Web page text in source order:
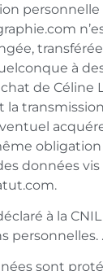
personnelle
à
de Céline
données vis
à la
personnelles. .
sont